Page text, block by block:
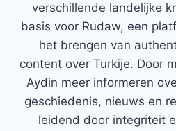
verschillende landelijke
basis voor Rudaw, een
het brengen van
content over Turkije. Door
Aydin meer informeren
geschiedenis, nieuws en
leidend door integriteit